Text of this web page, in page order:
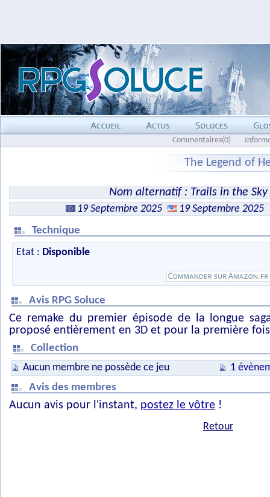
Commentaires(0)
The Legend of
Nom alternatif : Trails in the
19 Septembre 2025
19 Septembre 2025
Technique
Etat : Disponible
Avis RPG Soluce
Ce remake du premier épisode de la longue
proposé entièrement en 3D et pour la première
Collection
Aucun membre ne possède ce jeu
1
Avis des membres
Aucun avis pour l'instant, postez le vôtre !
Retour